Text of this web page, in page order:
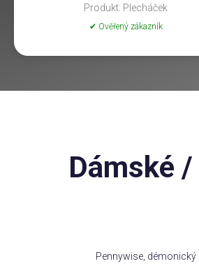
Produkt: Plecháček
✔ Ověřený zákazník
Dámské
Pennywise,